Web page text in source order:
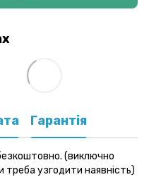
Гарантія
(виключно
треба узгодити наявність)